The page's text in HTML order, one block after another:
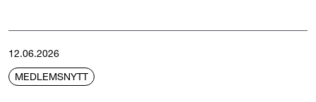
12.06.2026
MEDLEMSNYTT